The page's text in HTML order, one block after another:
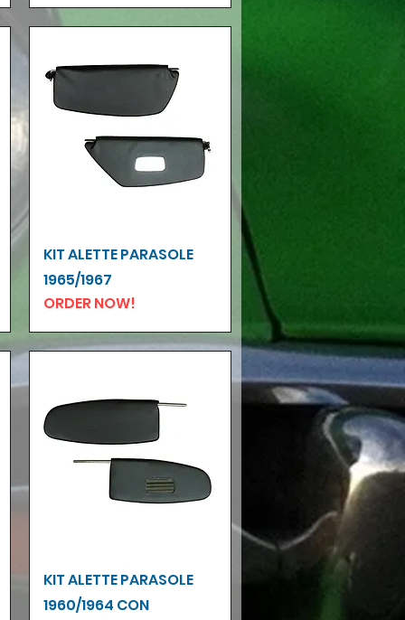
Vista rapida
KIT ALETTE PARASOLE
1965/1967
ORDER NOW!
Vista rapida
KIT ALETTE PARASOLE
1960/1964 CON